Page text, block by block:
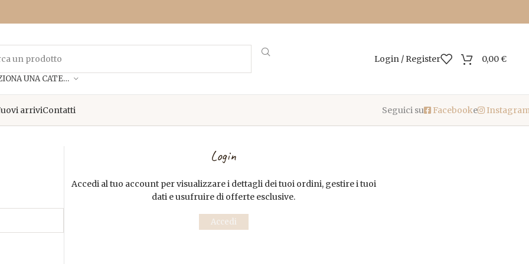
SELEZIONA UNA CATEGORIA
Login / Register 0,00€
arriviContatti Seguici su Facebooke
Login
Accedi al tuo account per visualizzare i dettagli dei tuoi ordini, gestire i tuoi
dati e usufruire di offerte esclusive.
Accedi